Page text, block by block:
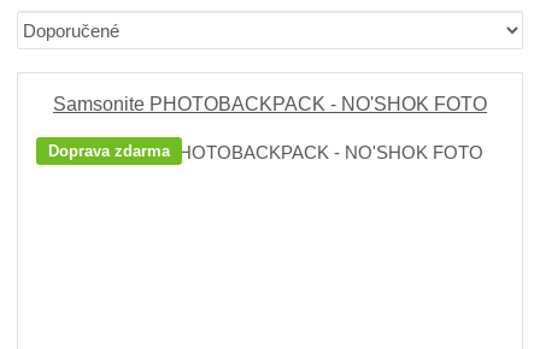
a
z
e
í
b
r
á
o
a
b
u
l
o
á
k
o
ý
Samsonite PHOTOBACKPACK - NO'SHOK FOTO
Doprava zdarma